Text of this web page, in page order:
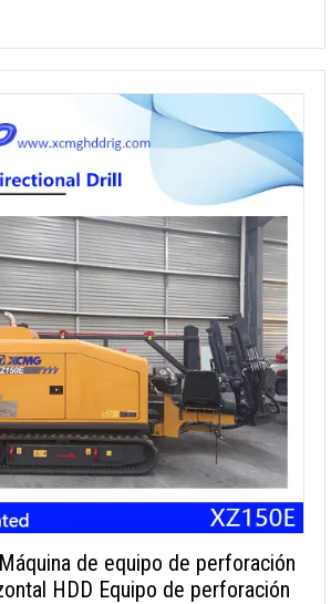
de equipo de perforación
HDD Equipo de perforación